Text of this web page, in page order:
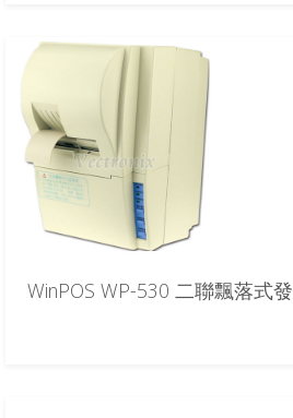
WinPOS WP-530 二聯飄落式發